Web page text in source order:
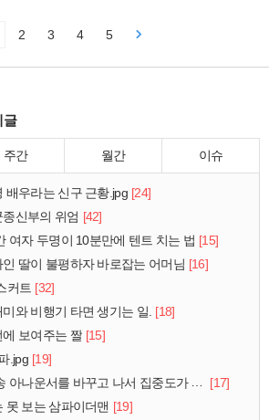
2 3 4 5
글
주간 월간 이슈
배우라는 신구 근황.jpg [24]
신부의 위엄 [42]
여자 두명이 10분만에 텐트 치는 법 [15]
인 딸이 불평하자 바로잡는 어머님 [16]
커트 [32]
와 비행기 타면 생기는 일. [18]
에 보여주는 짤 [15]
.jpg [19]
를 바꾸고 나서 집중도가 확 올라갔다는 한 아파트의 안내방송
[17]
못 보는 삼파이더맨 [19]